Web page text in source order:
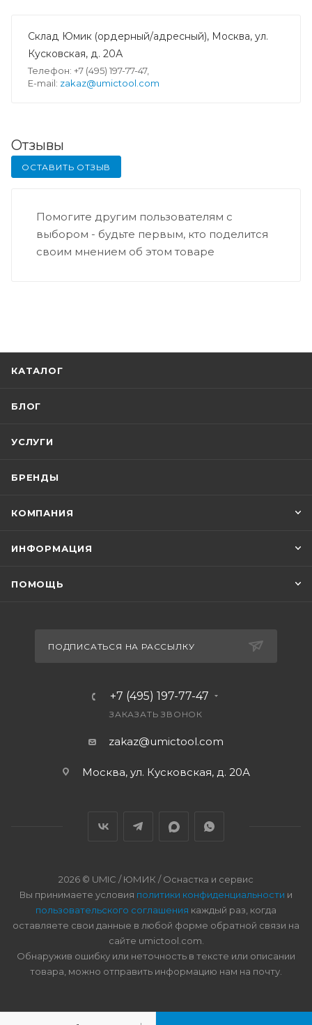
Склад Юмик (ордерный/адресный), Москва, ул.
Кусковская, д. 20А
Телефон: +7 (495) 197-77-47,
E-mail: zakaz@umictool.com
Отзывы
ОСТАВИТЬ ОТЗЫВ
Помогите другим пользователям с
выбором - будьте первым, кто поделится
своим мнением об этом товаре
КАТАЛОГ
БЛОГ
УСЛУГИ
БРЕНДЫ
КОМПАНИЯ
ИНФОРМАЦИЯ
ПОМОЩЬ
ПОДПИСАТЬСЯ НА РАССЫЛКУ
+7 (495) 197-77-47
ЗАКАЗАТЬ ЗВОНОК
zakaz@umictool.com
Москва, ул. Кусковская, д. 20А
2026 © UMIC / ЮМИК / Оснастка и сервис
Вы принимаете условия политики конфиденциальности и
пользовательского соглашения каждый раз, когда
оставляете свои данные в любой форме обратной связи на
сайте umictool.com.
Обнаружив ошибку или неточность в тексте или описании
товара, можно отправить информацию нам на почту.